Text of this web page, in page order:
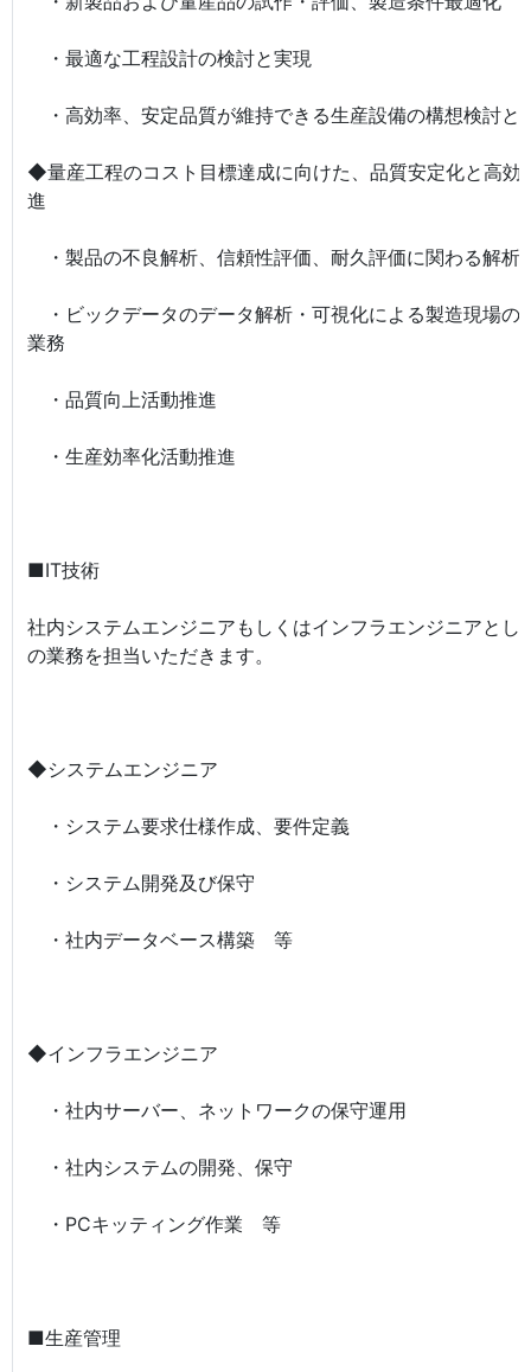
・最適な工程設計の検討と実現
・高効率、安定品質が維持できる生産設備の構想検討と
◆量産工程のコスト目標達成に向けた、品質安定化と高効
進
・製品の不良解析、信頼性評価、耐久評価に関わる解析
・ビックデータのデータ解析・可視化による製造現場の
業務
・品質向上活動推進
・生産効率化活動推進
■IT技術
社内システムエンジニアもしくはインフラエンジニアとし
の業務を担当いただきます。
◆システムエンジニア
・システム要求仕様作成、要件定義
・システム開発及び保守
・社内データベース構築 等
◆インフラエンジニア
・社内サーバー、ネットワークの保守運用
・社内システムの開発、保守
・PCキッティング作業 等
■生産管理